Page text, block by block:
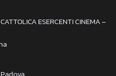
ESERCENTI CINEMA –